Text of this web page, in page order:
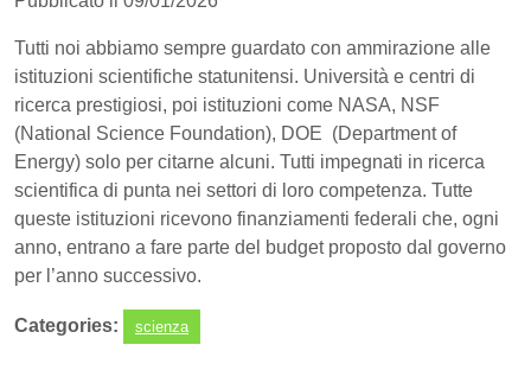
Tutti noi abbiamo sempre guardato con ammirazione alle
istituzioni scientifiche statunitensi. Università e centri di
ricerca prestigiosi, poi istituzioni come NASA, NSF
(National Science Foundation), DOE (Department of
Energy) solo per citarne alcuni. Tutti impegnati in ricerca
scientifica di punta nei settori di loro competenza. Tutte
queste istituzioni ricevono finanziamenti federali che, ogni
anno, entrano a fare parte del budget proposto dal governo
per l’anno successivo.
Categories: scienza